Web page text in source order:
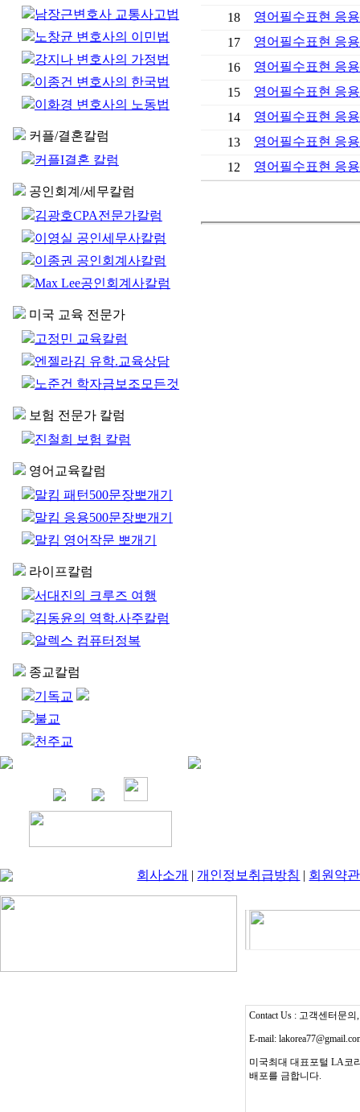
남장근변호사 교통사고법
노창균 변호사의 이민법
강지나 변호사의 가정법
이종건 변호사의 한국법
이화경 변호사의 노동법
커플/결혼칼럼
커플I결혼 칼럼
공인회계/세무칼럼
김광호CPA전문가칼럼
이영실 공인세무사칼럼
이종권 공인회계사칼럼
Max Lee공인회계사칼럼
미국 교육 전문가
고정민 교육칼럼
엔젤라김 유학.교육상담
노준건 학자금보조모든것
보험 전문가 칼럼
진철희 보험 칼럼
영어교육칼럼
말킴 패턴500문장뽀개기
말킴 응용500문장뽀개기
말킴 영어작문 뽀개기
라이프칼럼
서대진의 크루즈 여행
김동윤의 역학.사주칼럼
알렉스 컴퓨터정복
종교칼럼
기독교
불교
천주교
18
영어필수표현 응
17
영어필수표현 응
16
영어필수표현 응
15
영어필수표현 응
14
영어필수표현 응
13
영어필수표현 응
12
영어필수표현 응
회사소개 |개인정보취급방침 | 회원약관
Contact Us : 고객센터문의
E-mail:
미국최대 대표포털 LA코
배포를 금합니다.